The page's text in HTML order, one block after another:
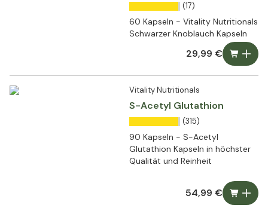
(17)
60 Kapseln - Vitality Nutritionals
Schwarzer Knoblauch Kapseln
29,99 €
Vitality Nutritionals
S-Acetyl Glutathion
(315)
90 Kapseln - S-Acetyl
Glutathion Kapseln in höchster
Qualität und Reinheit
54,99 €